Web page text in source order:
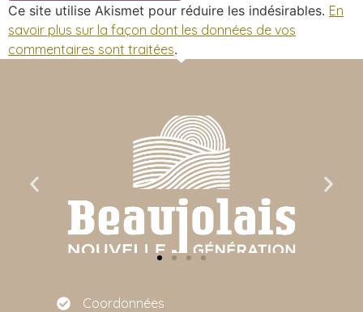
Ce site utilise Akismet pour réduire les indésirables. En
savoir plus sur la façon dont les données de vos
commentaires sont traitées.
Coordonnées